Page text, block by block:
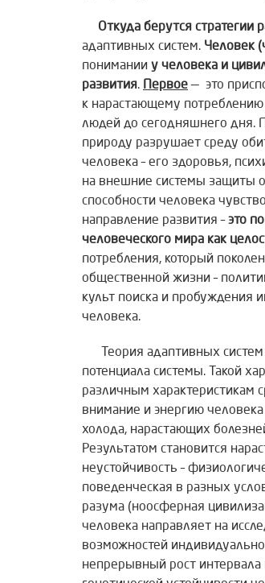
Откуда берутся стратегии
адаптивных систем. Человек
понимании у человека и
развития. Первое — это
к нарастающему
людей до сегодняшнего дня.
природу разрушает среду
человека – его здоровья,
на внешние системы защиты
способности человека
направление развития –это
человеческого мира как
потребления, который
общественной жизни –
культ поиска и пробуждения
человека.
Теория адаптивных систем
потенциала системы. Такой
различным характеристикам
внимание и энергию
холода, нарастающих
Результатом становится
неустойчивость –
поведенческая в разных
разума (ноосферная
человека направляет на
возможностей
непрерывный рост интервала